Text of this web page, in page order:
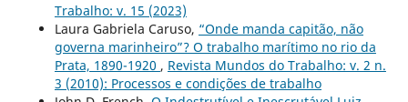
Trabalho: v. 15 (2023)
Laura Gabriela Caruso, “Onde manda capitão, não
governa marinheiro”? O trabalho marítimo no rio da
Prata, 1890-1920 , Revista Mundos do Trabalho: v. 2 n.
3 (2010): Processos e condições de trabalho